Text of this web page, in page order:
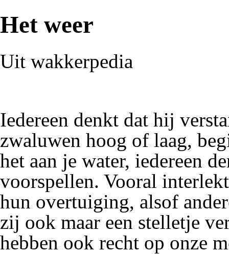
Het weer
Uit wakkerpedia
Iedereen denkt dat hij
zwaluwen hoog of laag,
het aan je water, iedereen
voorspellen. Vooral
hun overtuiging, alsof
zij ook maar een stelletje
hebben ook recht op onze